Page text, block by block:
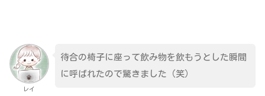
レイ
待合の椅子に座って飲み物を飲もうとした瞬間
に呼ばれたので驚きました（笑）